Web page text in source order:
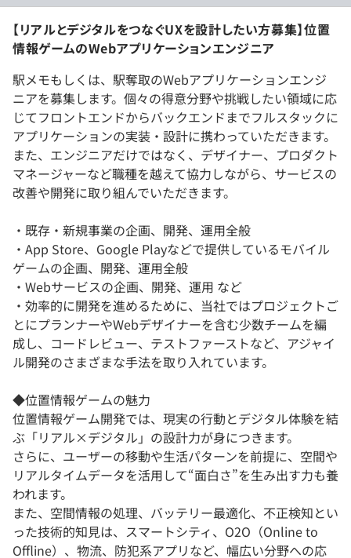
【リアルとデジタルをつなぐUXを設計したい方募集】位置
情報ゲームのWebアプリケーションエンジニア
駅メモもしくは、駅奪取のWebアプリケーションエンジ
ニアを募集します。個々の得意分野や挑戦したい領域に応
じてフロントエンドからバックエンドまでフルスタックに
アプリケーションの実装・設計に携わっていただきます。
また、エンジニアだけではなく、デザイナー、プロダクト
マネージャーなど職種を越えて協力しながら、サービスの
改善や開発に取り組んでいただきます。
・既存・新規事業の企画、開発、運用全般
・App Store、Google Playなどで提供しているモバイル
ゲームの企画、開発、運用全般
・Webサービスの企画、開発、運用 など
・効率的に開発を進めるために、当社ではプロジェクトご
とにプランナーやWebデザイナーを含む少数チームを編
成し、コードレビュー、テストファーストなど、アジャイ
ル開発のさまざまな手法を取り入れています。
◆位置情報ゲームの魅力
位置情報ゲーム開発では、現実の行動とデジタル体験を結
ぶ「リアル×デジタル」の設計力が身につきます。
さらに、ユーザーの移動や生活パターンを前提に、空間や
リアルタイムデータを活用して“面白さ”を生み出す力も養
われます。
また、空間情報の処理、バッテリー最適化、不正検知とい
った技術的知見は、スマートシティ、O2O（Online to
Offline）、物流、防犯系アプリなど、幅広い分野への応